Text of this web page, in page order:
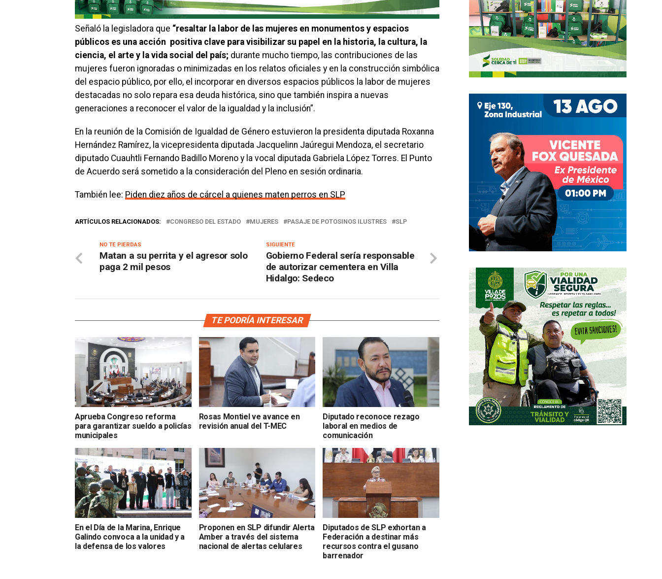
Señaló la legisladora que “resaltar la labor de las mujeres en monumentos y espacios
públicos es una acción positiva clave para visibilizar su papel en la historia, la cultura, la
ciencia, el arte y la vida social del país; durante mucho tiempo, las contribuciones de las
mujeres fueron ignoradas o minimizadas en los relatos oficiales y en la construcción simbólica
del espacio público, por ello, el incorporar en diversos espacios públicos la labor de mujeres
destacadas no solo repara esa deuda histórica, sino que también inspira a nuevas
generaciones a reconocer el valor de la igualdad y la inclusión”.
En la reunión de la Comisión de Igualdad de Género estuvieron la presidenta diputada Roxanna
Hernández Ramírez, la vicepresidenta diputada Jacquelinn Jaúregui Mendoza, el secretario
diputado Cuauhtli Fernando Badillo Moreno y la vocal diputada Gabriela López Torres. El Punto
de Acuerdo será sometido a la consideración del Pleno en sesión ordinaria.
También lee: Piden diez años de cárcel a quienes maten perros en SLP
ARTÍCULOS RELACIONADOS: CONGRESO DEL ESTADO MUJERES PASAJE DE POTOSINOS ILUSTRES SLP
SIGUIENTE
Gobierno Federal sería responsable
de autorizar cementera en Villa
Hidalgo: Sedeco
NO TE PIERDAS
Matan a su perrita y el agresor solo
paga 2 mil pesos
TE PODRÍA INTERESAR
Aprueba Congreso reforma
para garantizar sueldo a policías
municipales
Rosas Montiel ve avance en
revisión anual del T-MEC
Diputado reconoce rezago
laboral en medios de
comunicación
En el Día de la Marina, Enrique
Galindo convoca a la unidad y a
la defensa de los valores
Proponen en SLP difundir Alerta
Amber a través del sistema
nacional de alertas celulares
Diputados de SLP exhortan a
Federación a destinar más
recursos contra el gusano
barrenador